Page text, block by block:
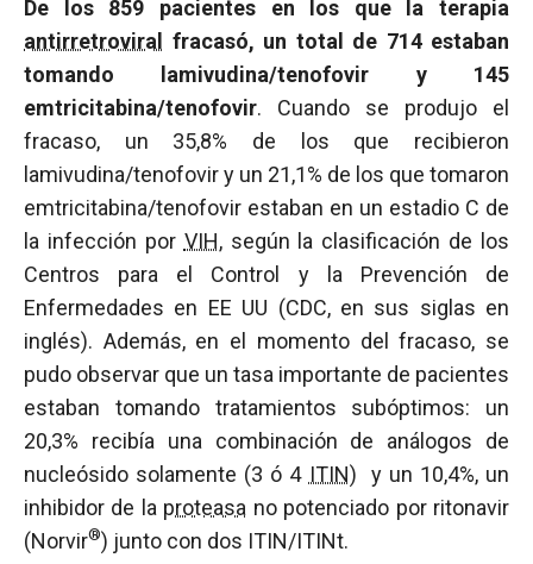
De los 859 pacientes en los que la terapia
antirretroviral
fracasó, un total de 714 estaban
tomando lamivudina/tenofovir y 145
emtricitabina/tenofovir. Cuando se produjo el
fracaso, un 35,8% de los que recibieron
lamivudina/tenofovir y un 21,1% de los que tomaron
emtricitabina/tenofovir estaban en un estadio C de
la infección por VIH, según la clasificación de los
Centros para el Control y la Prevención de
Enfermedades en EE UU (CDC, en sus siglas en
inglés). Además, en el momento del fracaso, se
pudo observar que un tasa importante de pacientes
estaban tomando tratamientos subóptimos: un
20,3% recibía una combinación de análogos de
nucleósido solamente (3 ó 4 ITIN) y un 10,4%, un
inhibidor de la proteasa no potenciado por ritonavir
(Norvir®) junto con dos ITIN/ITINt.